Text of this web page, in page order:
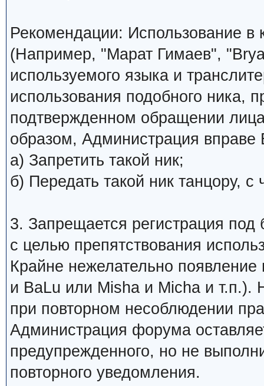
Рекомендации: Использование в
(Например, "Марат Гимаев",
используемого языка и
использования подобного ника,
подтвержденном обращении
образом, Администрация
а) Запретить такой ник;
б) Передать такой ник танцору,
3. Запрещается регистрация
с целью препятствования
Крайне нежелательно
и BaLu или Misha и Micha и т.п.).
при повторном несоблюдении
Администрация форума
предупрежденного, но не
повторного уведомления.